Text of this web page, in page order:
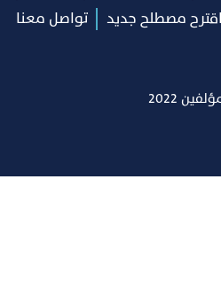
اقترح مصطلح جديد
تواصل معنا
2022